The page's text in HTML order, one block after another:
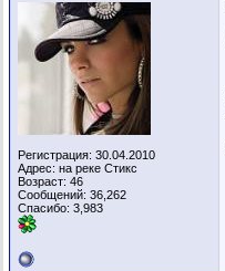
Регистрация: 30.04.2010
Адрес: на реке Стикс
Возраст: 46
Сообщений: 36,262
Спасибо: 3,983